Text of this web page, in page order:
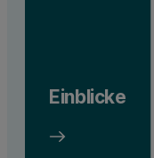
Einblicke